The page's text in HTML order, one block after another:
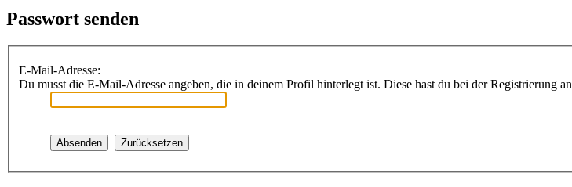
Passwort senden
E-Mail-Adresse:
Du musst die E-Mail-Adresse angeben, die in deinem Profil hinterlegt ist. Diese hast du bei der Registrierung